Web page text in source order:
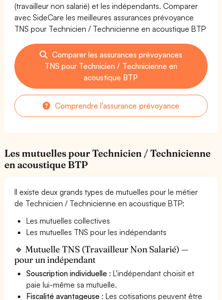
(travailleur non salarié) et les indépendants. Comparer
avec SideCare les meilleures assurances prévoyance
TNS pour Technicien / Technicienne en acoustique BTP
Comparer les assurances prévoyances
TNS pour Technicien / Technicienne en
acoustique BTP
Comprendre l'assurance prévoyance
Les mutuelles pour Technicien / Technicienne
en acoustique BTP
Il existe deux grands types de mutuelles pour le métier
de Technicien / Technicienne en acoustique BTP:
Les mutuelles collectives
Les mutuelles TNS pour les indépendants
🔹 Mutuelle TNS (Travailleur Non Salarié) —
pour un indépendant
Souscription individuelle : L'indépendant choisit et
paie lui-même sa mutuelle.
Fiscalité avantageuse : Les cotisations peuvent être